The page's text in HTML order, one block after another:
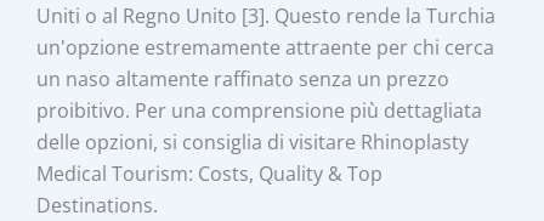
Uniti o al Regno Unito [3]. Questo rende la Turchia
un'opzione estremamente attraente per chi cerca
un naso altamente raffinato senza un prezzo
proibitivo. Per una comprensione più dettagliata
delle opzioni, si consiglia di visitare Rhinoplasty
Medical Tourism: Costs, Quality & Top
Destinations.